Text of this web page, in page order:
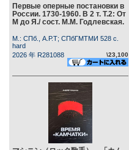
Первые оперные постановки в
России. 1730-1960. В 2 т. Т.2: От
М до Я./ сост. М.М. Годлевская.
М.: СПб., А.Р.Т; СПбГМТМИ 528 c.
hard
2026 年 R281088
\23,100